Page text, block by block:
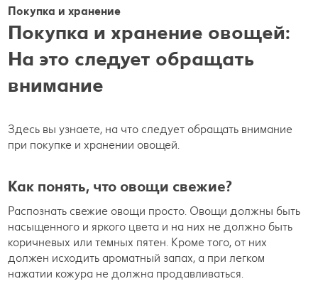
Покупка и хранение
Покупка и хранение овощей:
На это следует обращать
внимание
Здесь вы узнаете, на что следует обращать внимание
при покупке и хранении овощей.
Как понять, что овощи свежие?
Распознать свежие овощи просто. Овощи должны быть
насыщенного и яркого цвета и на них не должно быть
коричневых или темных пятен. Кроме того, от них
должен исходить ароматный запах, а при легком
нажатии кожура не должна продавливаться.